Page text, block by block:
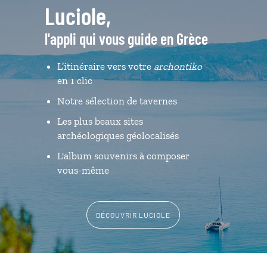
Luciole,
l'appli qui vous guide en Grèce
L’itinéraire vers votre archontiko
en 1 clic
Notre sélection de tavernes
Les plus beaux sites
archéologiques géolocalisés
L'album souvenirs à composer
vous-même
DÉCOUVRIR LUCIOLE